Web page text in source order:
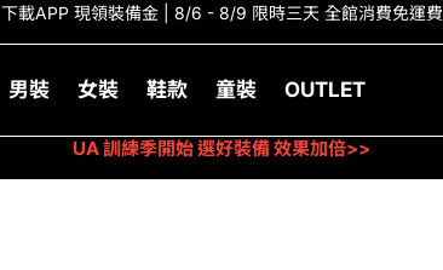
下載APP 現領裝備金 | 8/6 - 8/9 限時三天 全館消費免運費
男裝 女裝 鞋款 童裝 OUTLET
UA 訓練季開始 選好裝備 效果加倍>>